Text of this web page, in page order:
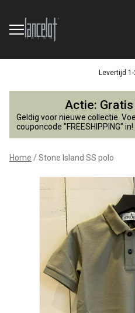
Levertijd
Stone
Island
SS
polo
Lancelot
Kids
Actie:
Geldig voor nieuwe collectie.
couponcode "FREESHIPPING" in!
Home Stone Island SS polo